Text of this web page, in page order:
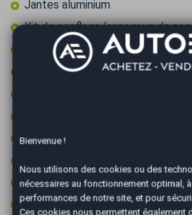
Jantes aluminium
Kit de gonflage (sans roue de
Ouverture du coffre électrique
Projecteurs xénon
Radar avant de détection
Régulateur de vitesse
Start & Stop
Type Essieu 4x4
Bienvenue !
Nous utilisons des cookies ou des
nécessaires au fonctionnement optimal,
performances de notre site, et pour
Ces cookies nous permettent également